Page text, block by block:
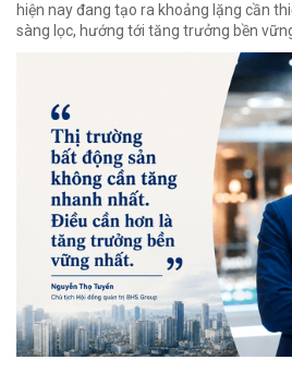
hiện nay đang tạo ra khoảng lặng cần
sàng lọc, hướng tới tăng trưởng bền